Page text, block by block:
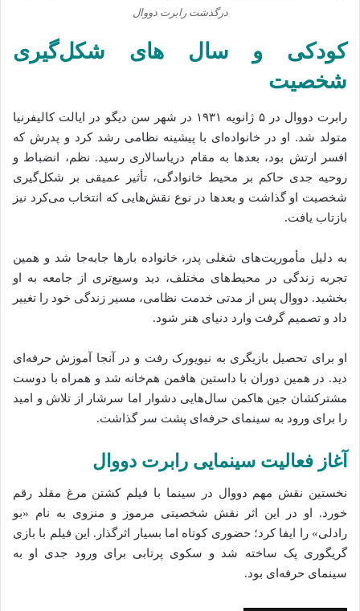
درگذشت رابرت دووال
کودکی و سال‌ های شکل‌گیری
شخصیت
رابرت دووال در ۵ ژانویه ۱۹۳۱ در شهر سن دیگو در ایالت کالیفرنیا
متولد شد. او در خانواده‌ای با پیشینه نظامی رشد کرد و پدرش که
افسر ارتش بود، بعدها به مقام دریاسالاری رسید. نظم، انضباط و
روحیه جدی حاکم بر محیط خانوادگی، تأثیر عمیقی بر شکل‌گیری
شخصیت او گذاشت و بعدها در نوع نقش‌هایی که انتخاب می‌کرد نیز
بازتاب یافت.
به دلیل مأموریت‌های شغلی پدر، خانواده بارها جابه‌جا شد و همین
تجربه زندگی در محیط‌های مختلف، دید وسیع‌تری از جامعه به او
بخشید. دووال پس از مدتی خدمت نظامی، مسیر زندگی خود را تغییر
داد و تصمیم گرفت وارد دنیای هنر شود.
او برای تحصیل بازیگری به نیویورک رفت و در آنجا آموزش حرفه‌ای
دید. در همین دوران با داستین هافمن هم‌خانه شد و همراه با دوست
مشترکشان جین هاکمن سال‌هایی دشوار اما سرشار از تلاش و امید
را برای ورود به سینمای حرفه‌ای پشت سر گذاشت.
آغاز فعالیت سینمایی رابرت دووال
نخستین نقش مهم دووال در سینما با فیلمکشتن مرغ مقلد رقم
خورد. او در این اثر نقش شخصیتی مرموز و منزوی به نام «بو
رادلی» را ایفا کرد؛ حضوری کوتاه اما بسیار اثرگذار. این فیلم با بازی
گریگوری پک ساخته شد و سکوی پرتابی برای ورود جدی او به
سینمای حرفه‌ای بود.